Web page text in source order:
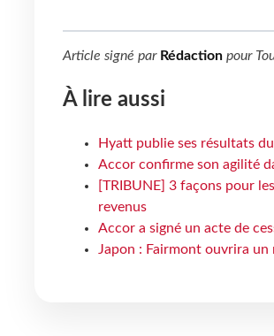
Article signé par Rédactionpour
À lire aussi
Hyatt publie ses résultats
Accor confirme son agilité
[TRIBUNE] 3 façons pour
revenus
Accor a signé un acte de
Japon : Fairmont ouvrira un